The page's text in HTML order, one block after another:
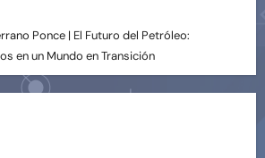
Ponce | El Futuro del Petróleo:
en un Mundo en Transición